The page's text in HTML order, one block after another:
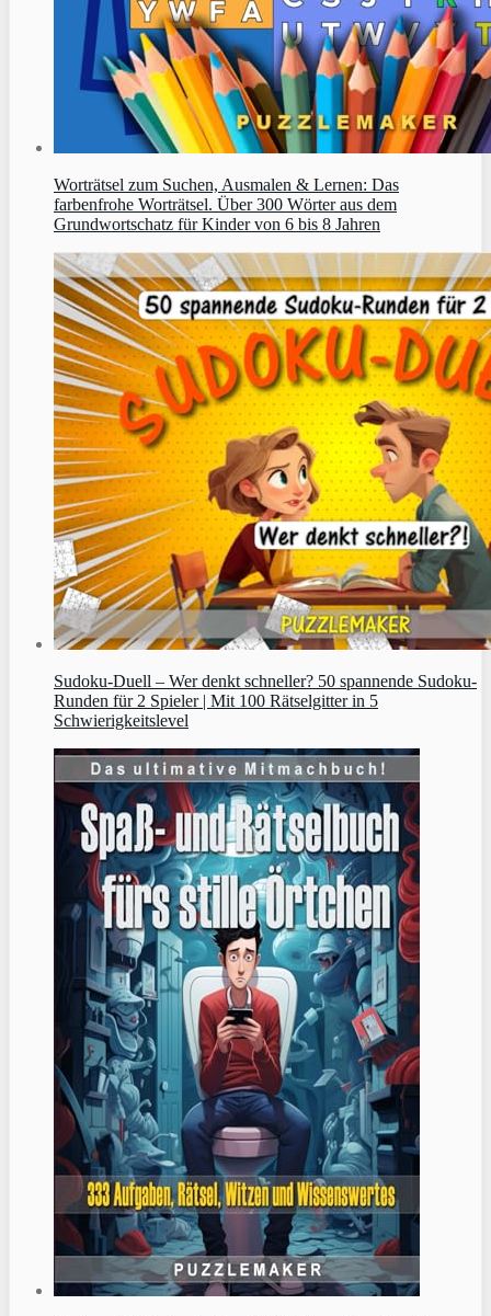
Worträtsel zum Suchen, Ausmalen & Lernen: Das
farbenfrohe Worträtsel. Über 300 Wörter aus dem
Grundwortschatz für Kinder von 6 bis 8 Jahren
Sudoku‑Duell – Wer denkt schneller? 50 spannende Sudoku-
Runden für 2 Spieler | Mit 100 Rätselgitter in 5
Schwierigkeitslevel